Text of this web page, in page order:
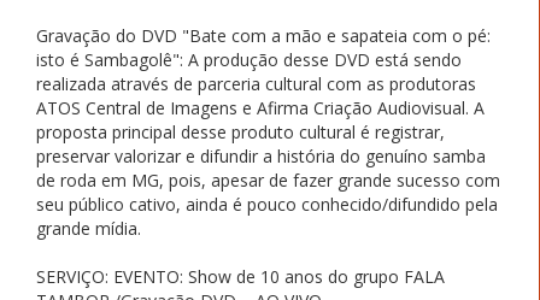
Gravação do DVD "Bate com a mão e sapateia com o pé:
isto é Sambagolê": A produção desse DVD está sendo
realizada através de parceria cultural com as produtoras
ATOS Central de Imagens e Afirma Criação Audiovisual. A
proposta principal desse produto cultural é registrar,
preservar valorizar e difundir a história do genuíno samba
de roda em MG, pois, apesar de fazer grande sucesso com
seu público cativo, ainda é pouco conhecido/difundido pela
grande mídia.
SERVIÇO: EVENTO: Show de 10 anos do grupo FALA